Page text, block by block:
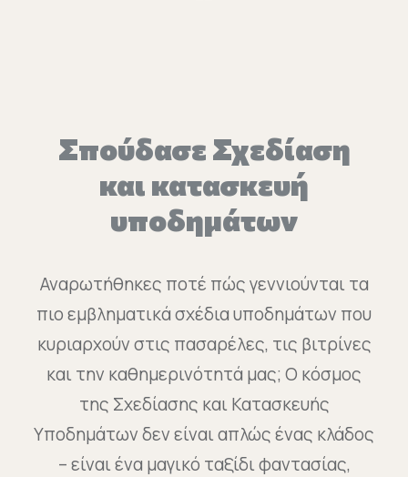
Σπούδασε Σχεδίαση
και κατασκευή
υποδημάτων
Αναρωτήθηκες ποτέ πώς γεννιούνται τα
πιο εμβληματικά σχέδια υποδημάτων που
κυριαρχούν στις πασαρέλες, τις βιτρίνες
και την καθημερινότητά μας; Ο κόσμος
της Σχεδίασης και Κατασκευής
Υποδημάτων δεν είναι απλώς ένας κλάδος
– είναι ένα μαγικό ταξίδι φαντασίας,